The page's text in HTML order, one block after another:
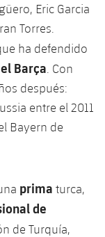
Eric Garcia
Torres.
ha defendido
Barça . Con
después:
entre el 2011
Bayern de
prima turca,
de
de Turquía,